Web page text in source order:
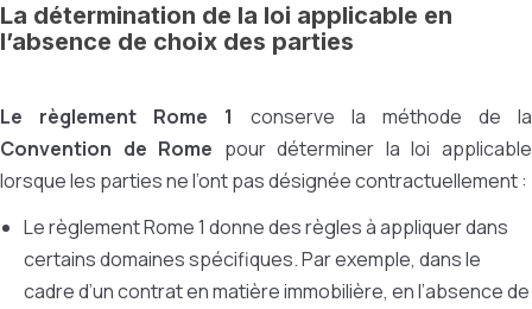
La détermination de la loi applicable en
l’absence de choix des parties
Le règlement Rome 1
conserve la méthode de la
Convention de Rome pour déterminer la loi applicable
lorsque les parties ne l’ont pas désignée contractuellement :
Le règlement Rome 1 donne des règles à appliquer dans
certains domaines spécifiques. Par exemple, dans le
cadre d’un contrat en matière immobilière, en l’absence de